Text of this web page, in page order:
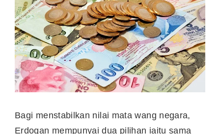
Bagi menstabilkan nilai mata wang negara,
Erdogan mempunyai dua pilihan iaitu sama